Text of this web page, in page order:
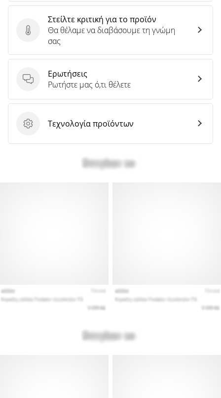
Στείλτε κριτική για το προϊόν
Στείλτε κριτική για το προϊόν
Θα θέλαμε να διαβάσουμε τη γνώμη
σας
Ερωτήσεις
Ερωτήσεις
Ρωτήστε μας ό,τι θέλετε
Τεχνολογία προϊόντων
Τεχνολογία προϊόντων